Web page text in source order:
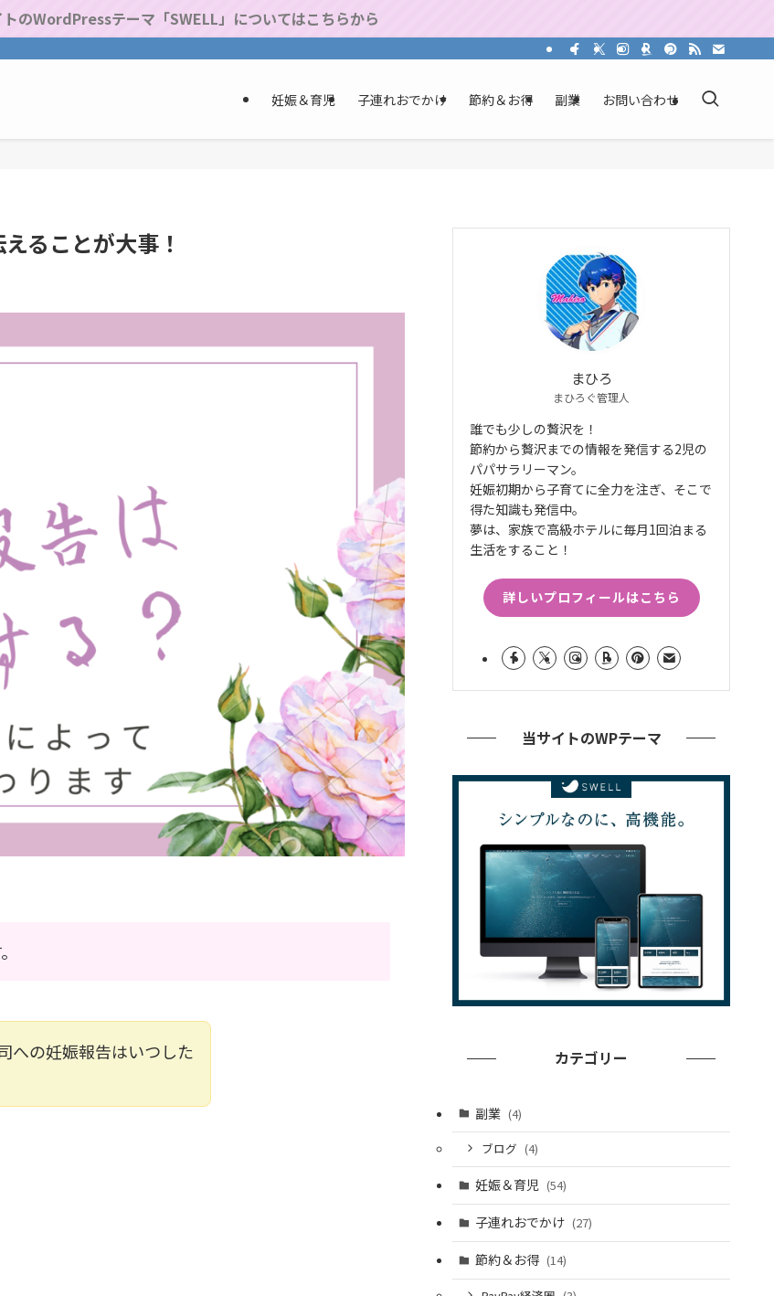
のWordPressテーマ「SWELL」についてはこちらから
妊娠＆育児 子連れおでかけ 節約＆お得 副業 お問い合わせ
ることが大事！
への妊娠報告はいつした
まひろ
まひろぐ管理人
誰でも少しの贅沢を！
節約から贅沢までの情報を発信する2児の
パパサラリーマン。
妊娠初期から子育てに全力を注ぎ、そこで
得た知識も発信中。
夢は、家族で高級ホテルに毎月1回泊まる
生活をすること！
詳しいプロフィールはこちら
当サイトのWPテーマ
カテゴリー
副業 (4)
ブログ (4)
妊娠＆育児 (54)
子連れおでかけ (27)
節約＆お得 (14)